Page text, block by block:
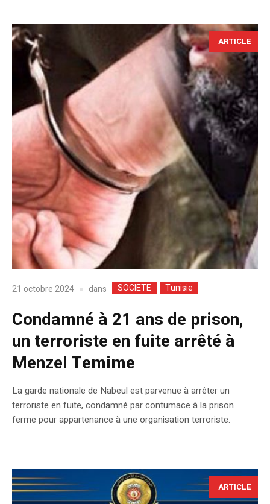
ARTICLE
21 octobre 2024 dans SOCIETE Tunisie
Condamné à 21 ans de prison,
un terroriste en fuite arrêté à
Menzel Temime
La garde nationale de Nabeul est parvenue à arrêter un
terroriste en fuite, condamné par contumace à la prison
ferme pour appartenance à une organisation terroriste.
ARTICLE